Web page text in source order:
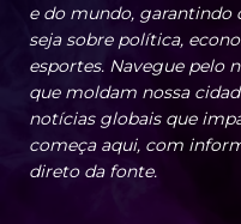
e do mundo, garantindo
seja sobre política,
esportes. Navegue pelo
que moldam nossa
notícias globais que
começa aqui, com
direto da fonte.